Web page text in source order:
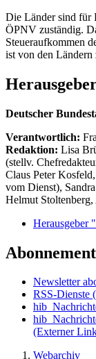
Die Länder sind für
ÖPNV zuständig.
Steueraufkommen
ist von den
Deutscher
Verantwortlich:
Redaktion: Lisa
(stellv.
Claus Peter
vom Dienst),
Helmut
Herausgeber
Abonnement
Newsletter
RSS-Dienste
(Externer
Webarchiv